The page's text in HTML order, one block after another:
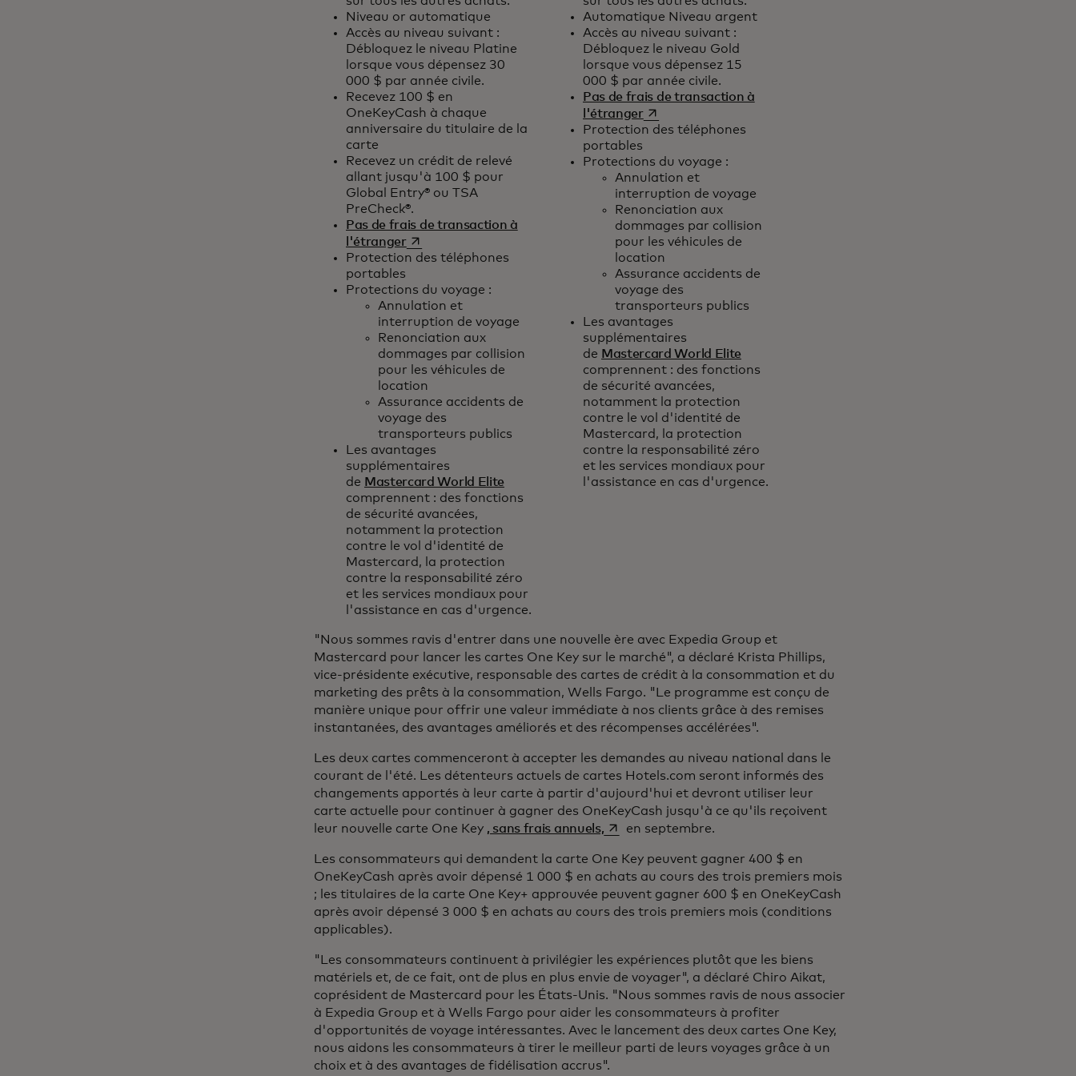
Niveau or automatique
Accès au niveau suivant :
Débloquez le niveau Platine
lorsque vous dépensez 30
000 $ par année civile.
Recevez 100 $ en
OneKeyCash à chaque
anniversaire du titulaire de la
carte
Recevez un crédit de relevé
allant jusqu'à 100 $ pour
Global Entry® ou TSA
PreCheck®.
Pas de frais de transaction à
l'étrangers’ouvre dans un nouvel onglet
Protection des téléphones
portables
Protections du voyage :
Annulation et
interruption de voyage
Renonciation aux
dommages par collision
pour les véhicules de
location
Assurance accidents de
voyage des
transporteurs publics
Les avantages
supplémentaires
de Mastercard World Elite
comprennent : des fonctions
de sécurité avancées,
notamment la protection
contre le vol d'identité de
Mastercard, la protection
contre la responsabilité zéro
et les services mondiaux pour
l'assistance en cas d'urgence.
Automatique Niveau argent
Accès au niveau suivant :
Débloquez le niveau Gold
lorsque vous dépensez 15
000 $ par année civile.
Pas de frais de transaction à
l'étrangers’ouvre dans un nouvel onglet
Protection des téléphones
portables
Protections du voyage :
Annulation et
interruption de voyage
Renonciation aux
dommages par collision
pour les véhicules de
location
Assurance accidents de
voyage des
transporteurs publics
Les avantages
supplémentaires
de Mastercard World Elite
comprennent : des fonctions
de sécurité avancées,
notamment la protection
contre le vol d'identité de
Mastercard, la protection
contre la responsabilité zéro
et les services mondiaux pour
l'assistance en cas d'urgence.
"Nous sommes ravis d'entrer dans une nouvelle ère avec Expedia Group et
Mastercard pour lancer les cartes One Key sur le marché", a déclaré Krista Phillips,
vice-présidente exécutive, responsable des cartes de crédit à la consommation et du
marketing des prêts à la consommation, Wells Fargo. "Le programme est conçu de
manière unique pour offrir une valeur immédiate à nos clients grâce à des remises
instantanées, des avantages améliorés et des récompenses accélérées".
Les deux cartes commenceront à accepter les demandes au niveau national dans le
courant de l'été. Les détenteurs actuels de cartes Hotels.com seront informés des
changements apportés à leur carte à partir d'aujourd'hui et devront utiliser leur
carte actuelle pour continuer à gagner des OneKeyCash jusqu'à ce qu'ils reçoivent
leur nouvelle carte One Key , sans frais annuels, s’ouvre dans un nouvel onglet
en septembre.
Les consommateurs qui demandent la carte One Key peuvent gagner 400 $ en
OneKeyCash après avoir dépensé 1 000 $ en achats au cours des trois premiers mois
; les titulaires de la carte One Key+ approuvée peuvent gagner 600 $ en OneKeyCash
après avoir dépensé 3 000 $ en achats au cours des trois premiers mois (conditions
applicables).
"Les consommateurs continuent à privilégier les expériences plutôt que les biens
matériels et, de ce fait, ont de plus en plus envie de voyager", a déclaré Chiro Aikat,
coprésident de Mastercard pour les États-Unis. "Nous sommes ravis de nous associer
à Expedia Group et à Wells Fargo pour aider les consommateurs à profiter
d'opportunités de voyage intéressantes. Avec le lancement des deux cartes One Key,
nous aidons les consommateurs à tirer le meilleur parti de leurs voyages grâce à un
choix et à des avantages de fidélisation accrus".